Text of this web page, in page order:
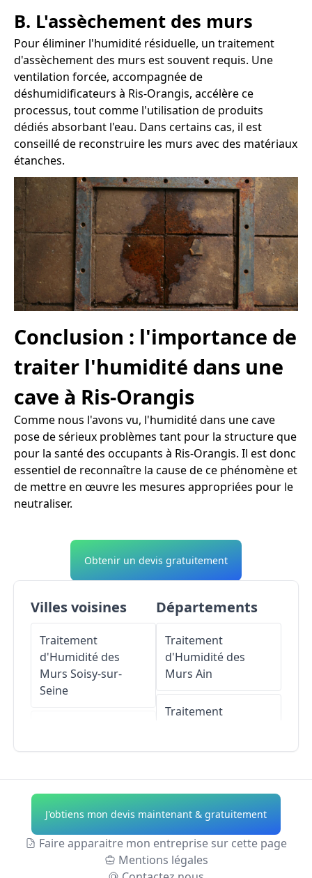
B. L'assèchement des murs
Pour éliminer l'humidité résiduelle, un traitement
d'assèchement des murs est souvent requis. Une
ventilation forcée, accompagnée de
déshumidificateurs à Ris-Orangis, accélère ce
processus, tout comme l'utilisation de produits
dédiés absorbant l'eau. Dans certains cas, il est
conseillé de reconstruire les murs avec des matériaux
étanches.
Conclusion : l'importance de
traiter l'humidité dans une
cave à Ris-Orangis
Comme nous l'avons vu, l'humidité dans une cave
pose de sérieux problèmes tant pour la structure que
pour la santé des occupants à Ris-Orangis. Il est donc
essentiel de reconnaître la cause de ce phénomène et
de mettre en œuvre les mesures appropriées pour le
neutraliser.
Obtenir un devis gratuitement
Villes voisines
Traitement
d'Humidité des
Murs Soisy-sur-
Seine
Traitement
d'Humidité des
MursÉvry
Départements
Traitement
d'Humidité des
Murs Ain
Traitement
Traitement
d'Humidité des
Murs Allier
Traitement
d'Humidité des
J'obtiens mon devis maintenant & gratuitement
Faire apparaitre mon entreprise sur cette page
Mentions légales